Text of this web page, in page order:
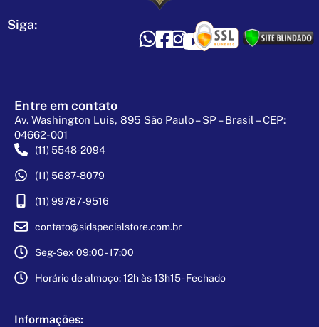
Siga:
Entre em contato
Av. Washington Luis, 895 São Paulo – SP – Brasil – CEP:
04662-001
(11) 5548-2094
(11) 5687-8079
(11) 99787-9516
contato@sidspecialstore.com.br
Seg-Sex 09:00 - 17:00
Horário de almoço: 12h às 13h15 - Fechado
Informações: